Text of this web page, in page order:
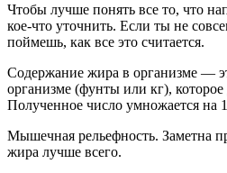
Чтобы лучше понять все то, что
кое-что уточнить. Если ты не
поймешь, как все это считается.
Содержание жира в организме —
организме (фунты или кг),
Полученное число умножается на
Мышечная рельефность. Заметна
жира лучше всего.